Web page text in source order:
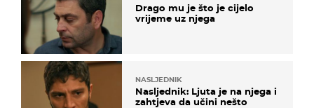
Drago mu je što je cijelo
vrijeme uz njega
NASLJEDNIK
Nasljednik: Ljuta je na njega i
zahtjeva da učini nešto